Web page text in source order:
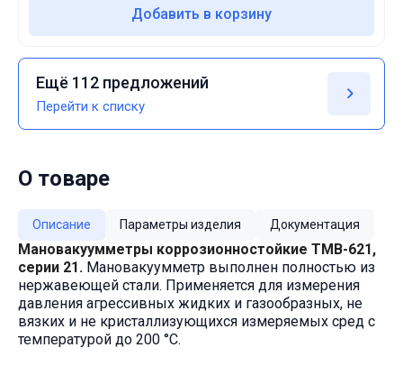
по ГОСТ 15150Техническая документацияТУ 4212-001-
4719015564-2008ГОСТ 2405–88
Добавить в корзину
Ещё 112 предложений
Перейти к списку
О товаре
Описание Параметры изделия Документация
Мановакуумметры коррозионностойкие ТМВ-621,
серии 21. Мановакуумметр выполнен полностью из
нержавеющей стали. Применяется для измерения
давления агрессивных жидких и газообразных, не
вязких и не кристаллизующихся измеряемых сред с
температурой до 200 °C.